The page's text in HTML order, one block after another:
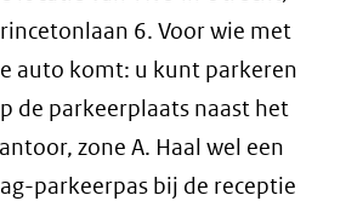
6. Voor wie met
auto komt: u kunt parkeren
de parkeerplaats naast het
zone A. Haal wel een
parkeerpas bij de receptie